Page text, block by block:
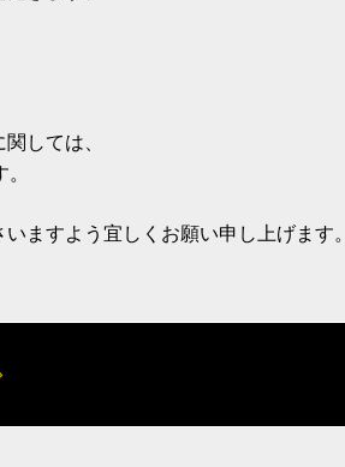
しては、
ますよう宜しくお願い申し上げます。